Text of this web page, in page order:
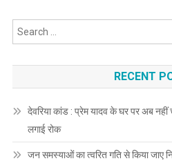
RECENT
देवरिया कांड : प्रेम यादव के घर पर अब नहीं
लगाई रोक
जन समस्याओं का त्वरित गति से किया जाए